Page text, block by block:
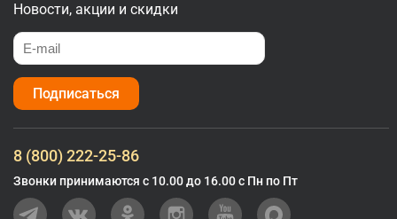
Новости, акции и скидки
Подписаться
8 (800) 222-25-86
Звонки принимаются с 10.00 до 16.00 с Пн по Пт